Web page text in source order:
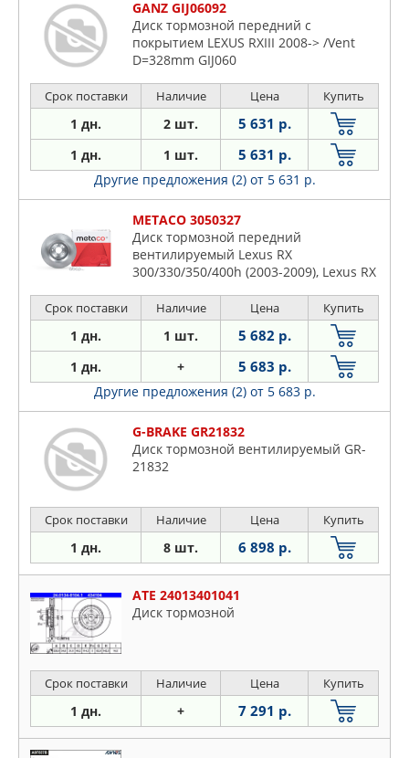
GANZ GIJ06092
Диск тормозной передний с
покрытием LEXUS RXIII 2008-> /Vent
D=328mm GIJ060
Срок поставки Наличие Цена Купить
1 дн. 2 шт. 5 631 р.
1 дн. 1 шт. 5 631 р.
Другие предложения (2) от 5 631 р.
METACO 3050327
Диск тормозной передний
вентилируемый Lexus RX
300/330/350/400h (2003-2009), Lexus RX
Срок поставки Наличие Цена Купить
1 дн. 1 шт. 5 682 р.
1 дн. + 5 683 р.
Другие предложения (2) от 5 683 р.
G-BRAKE GR21832
Диск тормозной вентилируемый GR-
21832
Срок поставки Наличие Цена Купить
1 дн. 8 шт. 6 898 р.
ATE 24013401041
Диск тормозной
Срок поставки Наличие Цена Купить
1 дн. + 7 291 р.